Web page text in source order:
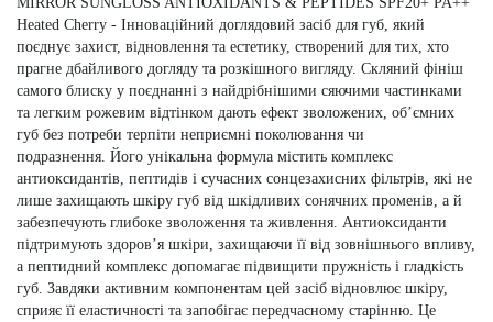
Heated Cherry - Інноваційний доглядовий засіб для губ, який
поєднує захист, відновлення та естетику, створений для тих, хто
прагне дбайливого догляду та розкішного вигляду. Скляний фініш
самого блиску у поєднанні з найдрібнішими сяючими частинками
та легким рожевим відтінком дають ефект зволожених, обʼємних
губ без потреби терпіти неприємні поколювання чи
подразнення. Його унікальна формула містить комплекс
антиоксидантів, пептидів і сучасних сонцезахисних фільтрів, які не
лише захищають шкіру губ від шкідливих сонячних променів, а й
забезпечують глибоке зволоження та живлення. Антиоксиданти
підтримують здоров’я шкіри, захищаючи її від зовнішнього впливу,
а пептидний комплекс допомагає підвищити пружність і гладкість
губ. Завдяки активним компонентам цей засіб відновлює шкіру,
сприяє її еластичності та запобігає передчасному старінню. Це